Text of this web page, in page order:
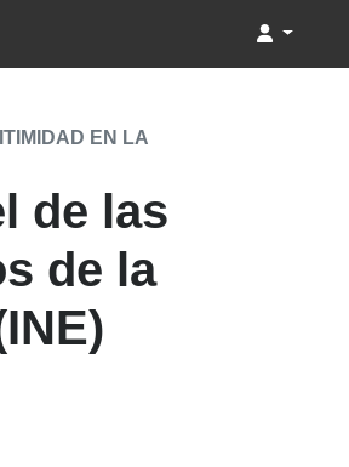
EN LA
de las
de la